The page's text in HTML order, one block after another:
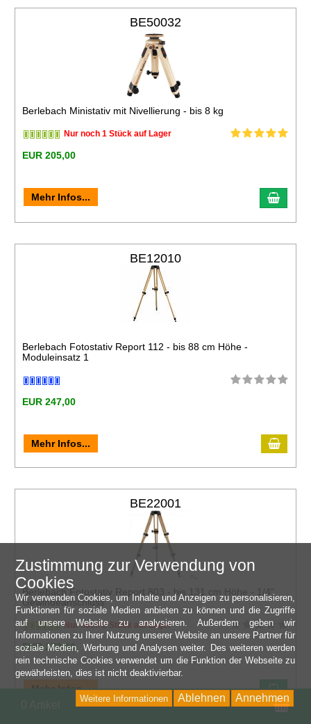
BE50032
Berlebach Ministativ mit Nivellierung - bis 8 kg
Nur noch 1 Stück auf Lager
EUR 205,00
Mehr Infos...
BE12010
Berlebach Fotostativ Report 112 - bis 88 cm Höhe -
Moduleinsatz 1
EUR 247,00
Mehr Infos...
BE22001
Berlebach Fotostativ Report 803 - bis 131 cm Höhe - 1/4"
Gewindeanschluss
Nur noch 2 Stück auf Lager
EUR 272,00
Mehr Infos...
Zustimmung zur Verwendung von
Cookies
Wir verwenden Cookies, um Inhalte und Anzeigen zu personalisieren,
Funktionen für soziale Medien anbieten zu können und die Zugriffe
auf unsere Website zu analysieren. Außerdem geben wir
Informationen zu Ihrer Nutzung unserer Website an unsere Partner für
soziale Medien, Werbung und Analysen weiter. Des weiteren werden
rein technische Cookies verwendet um die Funktion der Webseite zu
gewährleisten, dies ist nicht deaktivierbar.
Annehmen
Ablehnen
Weitere Informationen